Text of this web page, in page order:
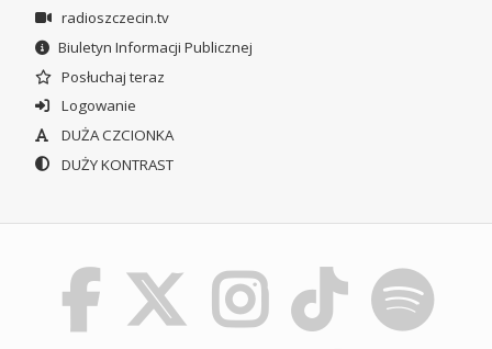
radioszczecin.tv
Biuletyn Informacji Publicznej
Posłuchaj teraz
Logowanie
DUŻA CZCIONKA
DUŻY KONTRAST